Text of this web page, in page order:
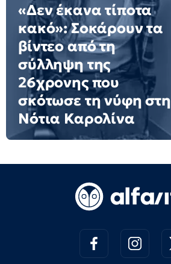
«Δεν έκανα τίποτα
κακό»: Σοκάρουν τα
βίντεο από τη
σύλληψη της
26χρονης που
σκότωσε τη νύφη στη
Νότια Καρολίνα